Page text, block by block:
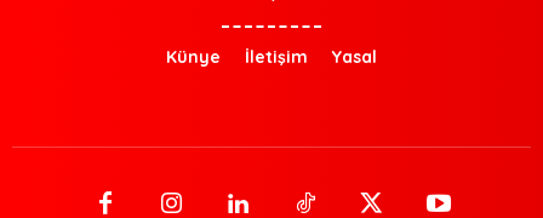
Künye İletişim Yasal